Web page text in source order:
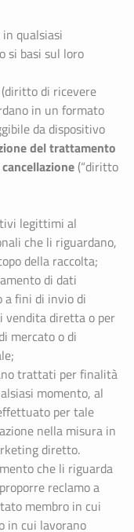
in qualsiasi
si basi sul loro
(diritto di ricevere
in un formato
da dispositivo
del trattamento
(“diritto
legittimi al
che li riguardano,
della raccolta;
di dati
a fini di invio di
vendita diretta o per
mercato o di
trattati per finalità
momento, al
per tale
nella misura in
diretto.
che li riguarda
reclamo a
membro in cui
in cui lavorano